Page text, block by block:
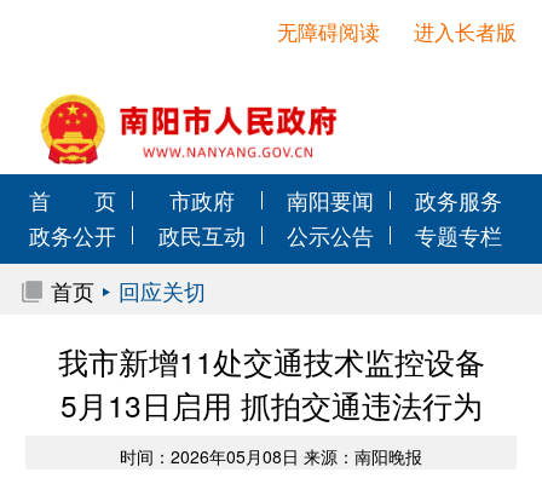
进入长者版
无障碍阅读
首 页 市政府 南阳要闻
政务服务
政务公开
政民互动 公示公告
专题专栏
首页
回应关切
我市新增11处交通技术监控设备
5月13日启用 抓拍交通违法行为
时间：2026年05月08日 来源：南阳晚报